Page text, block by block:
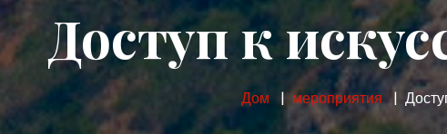
Доступ к
Дом мероприятия